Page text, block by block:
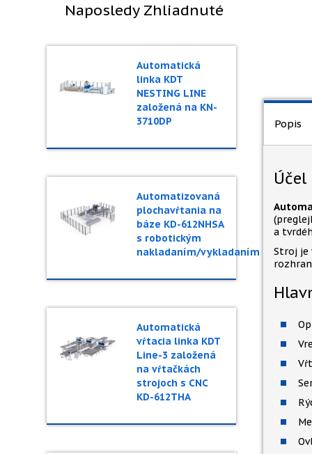
Naposledy Zhliadnuté
Automatická
linka KDT
NESTING LINE
založená na KN-
3710DP
Automatizovaná
plochavŕtania na
báze KD-612NHSA
s robotickým
nakladaním/vykladaním
Automatická
vŕtacia linka KDT
Line-3 založená
na vŕtačkách
strojoch s CNC
KD-612THA
Popis
Účel
a
Stroj je